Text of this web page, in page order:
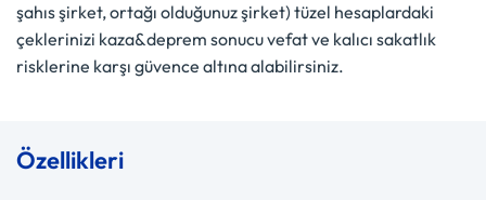
şahıs şirket, ortağı olduğunuz şirket) tüzel hesaplardaki
çeklerinizi kaza&deprem sonucu vefat ve kalıcı sakatlık
risklerine karşı güvence altına alabilirsiniz.
Özellikleri